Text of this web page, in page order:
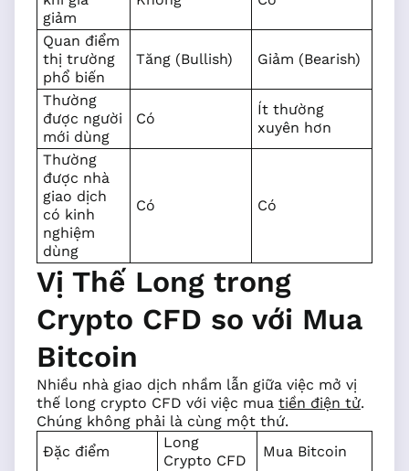
giảm
Quan điểm
thị trường
phổ biến
Tăng (Bullish) Giảm (Bearish)
Thường
được người
mới dùng
Có
Ít thường
xuyên hơn
Thường
được nhà
giao dịch
có kinh
nghiệm
dùng
Có Có
Vị Thế Long trong
Crypto CFD so với Mua
Bitcoin
Nhiều nhà giao dịch nhầm lẫn giữa việc mở vị
thế long crypto CFD với việc mua tiền điện tử.
Chúng không phải là cùng một thứ.
Đặc điểm
Long
Crypto CFD
Mua Bitcoin